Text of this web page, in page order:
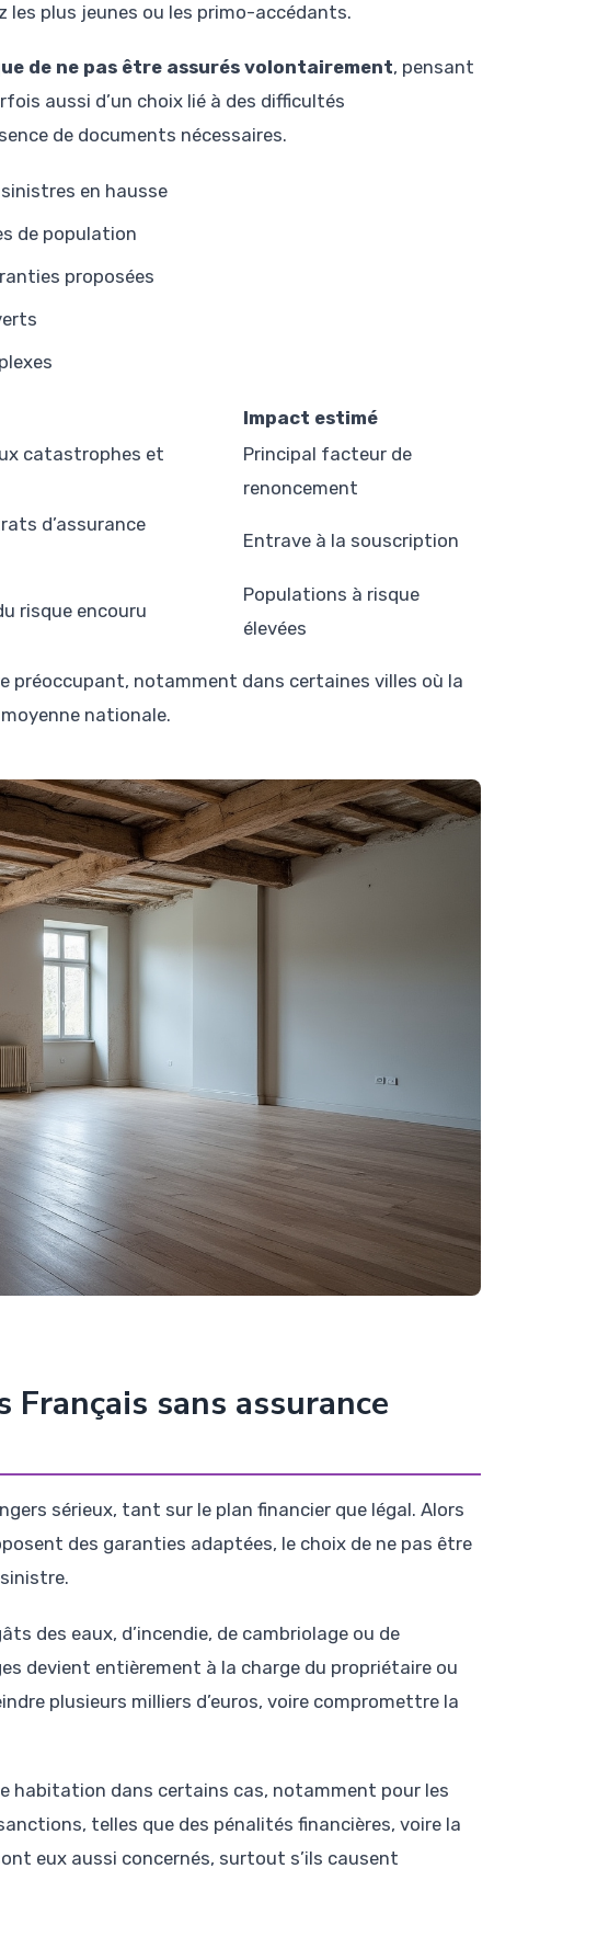
plus jeunes ou les primo-accédants.
de ne pas être assurés volontairement, pensant
aussi d’un choix lié à des difficultés
de documents nécessaires.
en hausse
de population
proposées
Impact estimé
catastrophes et
Principal facteur de
renoncement
d’assurance
Entrave à la souscription
risque encouru
Populations à risque
élevées
préoccupant, notamment dans certaines villes où la
nationale.
sans assurance
sérieux, tant sur le plan financier que légal. Alors
des garanties adaptées, le choix de ne pas être
des eaux, d’incendie, de cambriolage ou de
devient entièrement à la charge du propriétaire ou
plusieurs milliers d’euros, voire compromettre la
habitation dans certains cas, notamment pour les
telles que des pénalités financières, voire la
eux aussi concernés, surtout s’ils causent